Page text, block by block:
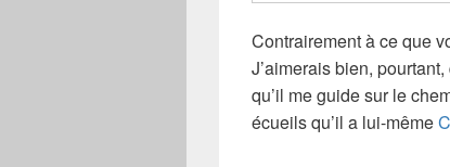
Contrairement à ce que
J’aimerais bien,
qu’il me guide sur le
écueils qu’il a lui-même